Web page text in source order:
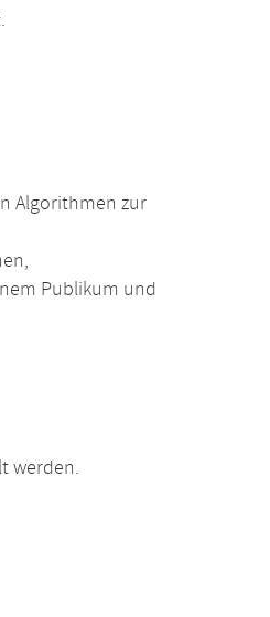
Algorithmen zur
Publikum und
werden.